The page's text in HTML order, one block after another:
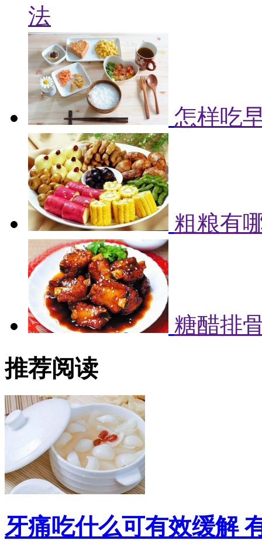
法
怎样吃
粗粮有
糖醋排
推荐阅读
牙痛吃什么可有效缓解